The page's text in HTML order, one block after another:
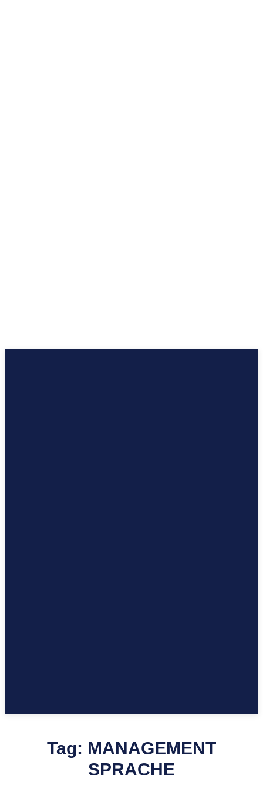
Tag: MANAGEMENT
SPRACHE